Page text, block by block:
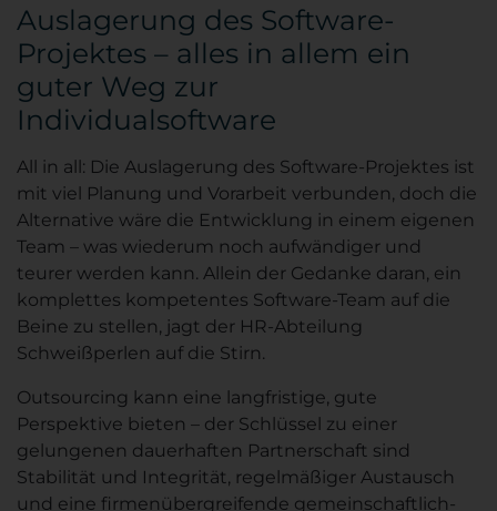
Auslagerung des Software-
Projektes – alles in allem ein
guter Weg zur
Individualsoftware
All in all: Die Auslagerung des Software-Projektes ist
mit viel Planung und Vorarbeit verbunden, doch die
Alternative wäre die Entwicklung in einem eigenen
Team – was wiederum noch aufwändiger und
teurer werden kann. Allein der Gedanke daran, ein
komplettes kompetentes Software-Team auf die
Beine zu stellen, jagt der HR-Abteilung
Schweißperlen auf die Stirn.
Outsourcing kann eine langfristige, gute
Perspektive bieten – der Schlüssel zu einer
gelungenen dauerhaften Partnerschaft sind
Stabilität und Integrität, regelmäßiger Austausch
und eine firmenübergreifende gemeinschaftlich-